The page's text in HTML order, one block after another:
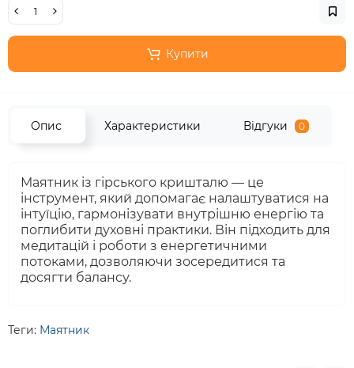
Купити
Опис Характеристики Відгуки 0
Маятник із гірського кришталю — це
інструмент, який допомагає налаштуватися на
інтуїцію, гармонізувати внутрішню енергію та
поглибити духовні практики. Він підходить для
медитацій і роботи з енергетичними
потоками, дозволяючи зосередитися та
досягти балансу.
Теги: Маятник